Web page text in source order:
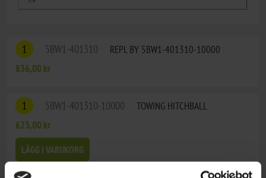
1 5BW1-401310
REPL BY 5BW1-401310-10000
836,00 kr
1 5BW1-401310-10000
TOWING HITCHBALL
623,00 kr
LÄGG I VARUKORG